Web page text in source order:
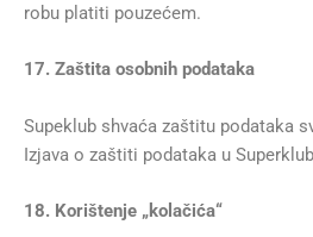
robu platiti pouzećem.
17. Zaštita osobnih podataka
Supeklub shvaća zaštitu podataka
Izjava o zaštiti podataka u
18. Korištenje „kolačića“